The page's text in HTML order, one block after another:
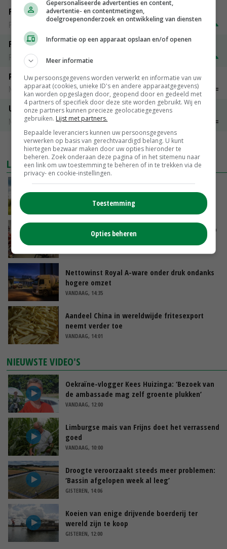
Fontane
PotatoNL
€ 15,00~ € 23,00
Fritesgeschikt NL Du Be
PotatoNL
Peen
Noteringen
€ 26,00~ € 33,00
Uien Middenmeer Geel 30-60% grof
Noteringen
MEER MARKTPRIJZEN
LAATSTE NIEUWS
‘Rendement van Krullvarkens komt van de
VANDAAG, 15:30
Oorlogen en El Niño stuwen voedselprijzen op
Nettowinst Royal A-ware onder druk ondanks
hogere omzet
VANDAAG, 14:35
Aandeel China in wereldwijde fritesexport
neemt verder toe
VANDAAG, 14:01
NIEUWSTE VIDEO'S
Oekraïne-vlogger Kees Huizinga: ‘Bezoek van
de ambassade mag zelf groente plukken’
VANDAAG, 12:00
Limburgse mais van Frijns doet het verrassend
goed
VANDAAG, 10:00
Droogte veroorzaakt steeds meer problemen:
‘Bassin afgelopen week al leeg’
GISTEREN, 14:06
Koeien van enige drijvende boerderij ter
wereld zijn te koop
GISTEREN, 12:00
Gepersonaliseerde advertenties en content,
advertentie- en contentmetingen,
doelgroepenonderzoek en ontwikkeling van diensten
Informatie op een apparaat opslaan en/of openen
Meer informatie
Uw persoonsgegevens worden verwerkt en informatie van uw
apparaat (cookies, unieke ID's en andere apparaatgegevens)
kan worden opgeslagen door, geopend door en gedeeld met
4 partners of specifiek door deze site worden gebruikt. Wij en
onze partners kunnen precieze geolocatiegegevens
gebruiken. Lijst met partners.
Bepaalde leveranciers kunnen uw persoonsgegevens
verwerken op basis van gerechtvaardigd belang. U kunt
hiertegen bezwaar maken door uw opties hieronder te
beheren. Zoek onderaan deze pagina of in het sitemenu naar
een link om uw toestemming te beheren of in te trekken via de
privacy- en cookie-instellingen.
Toestemming
Opties beheren